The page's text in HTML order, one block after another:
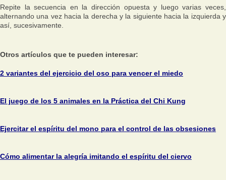
Repite la secuencia en la dirección opuesta y luego varias veces,
alternando una vez hacia la derecha y la siguiente hacia la izquierda y
así, sucesivamente.
Otros artículos que te pueden interesar:
2 variantes del ejercicio del oso para vencer el miedo
El juego de los 5 animales en la Práctica del Chi Kung
Ejercitar el espíritu del mono para el control de las obsesiones
Cómo alimentar la alegría imitando el espíritu del ciervo